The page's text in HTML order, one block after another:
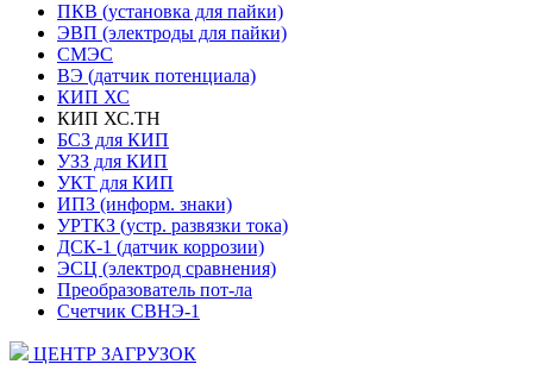
ПКВ (установка для пайки)
ЭВП (электроды для пайки)
СМЭС
ВЭ (датчик потенциала)
КИП ХС
КИП ХС.ТН
БСЗ для КИП
УЗЗ для КИП
УКТ для КИП
ИПЗ (информ. знаки)
УРТКЗ (устр. развязки тока)
ДСК-1 (датчик коррозии)
ЭСЦ (электрод сравнения)
Преобразователь пот-ла
Счетчик СВНЭ-1
ЦЕНТР ЗАГРУЗОК